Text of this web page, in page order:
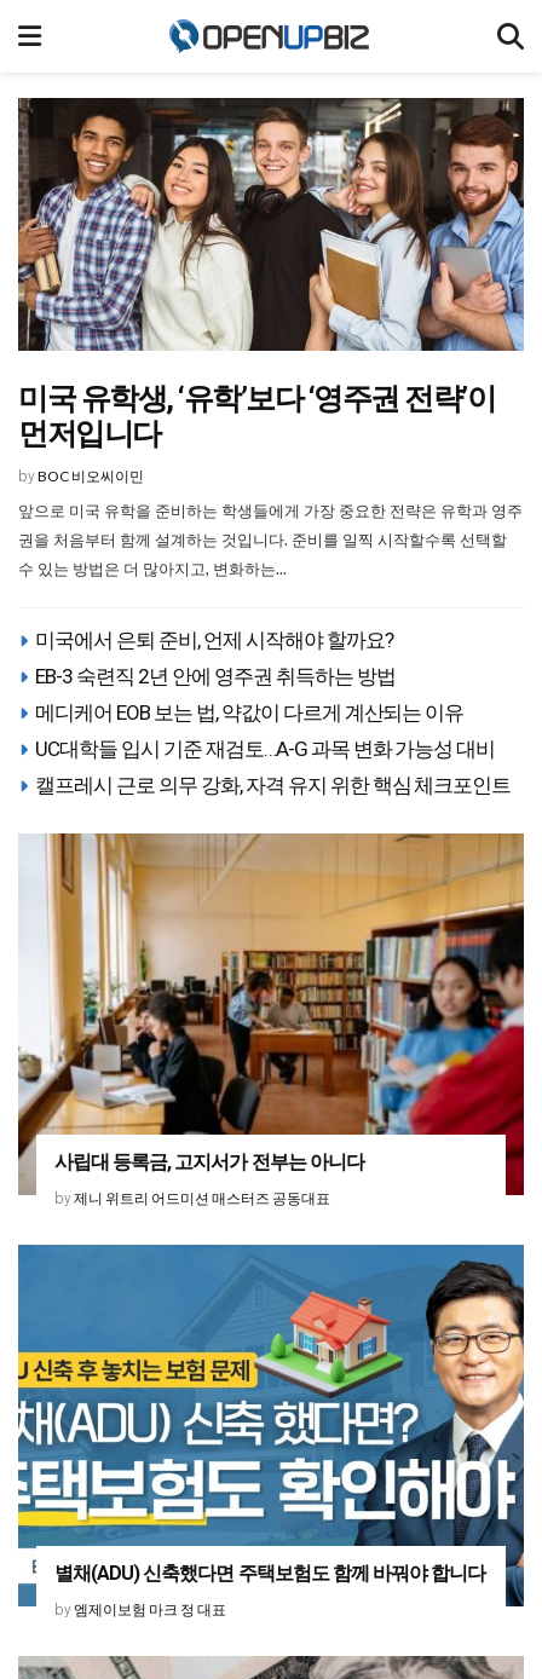
미국 유학생, ‘유학’보다 ‘영주권 전략’이
먼저입니다
byBOC 비오씨이민
앞으로 미국 유학을 준비하는 학생들에게 가장 중요한 전략은 유학과 영주
권을 처음부터 함께 설계하는 것입니다. 준비를 일찍 시작할수록 선택할
수 있는 방법은 더 많아지고, 변화하는...
미국에서 은퇴 준비, 언제 시작해야 할까요?
EB-3 숙련직 2년 안에 영주권 취득하는 방법
메디케어 EOB 보는 법, 약값이 다르게 계산되는 이유
UC대학들 입시 기준 재검토…A-G 과목 변화 가능성 대비
캘프레시 근로 의무 강화, 자격 유지 위한 핵심 체크포인트
사립대 등록금, 고지서가 전부는 아니다
by제니 위트리 어드미션 매스터즈 공동대표
별채(ADU) 신축했다면 주택보험도 함께 바꿔야 합니다
by엠제이보험 마크 정 대표